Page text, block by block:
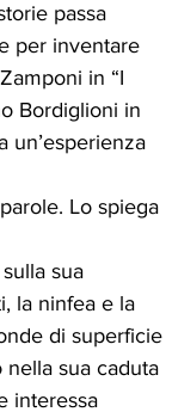
passa
per inventare
in “I
Bordiglioni in
un’esperienza
Lo spiega
sua
la ninfea e la
di superficie
sua caduta
interessa